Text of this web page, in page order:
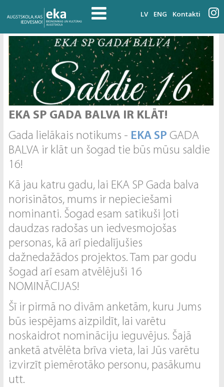
LV ENG Kontakti
EKA SP GADA BALVA IR KLĀT!
Gada lielākais notikums - EKA SP GADA
BALVA ir klāt un šogad tie būs mūsu saldie
16!
Kā jau katru gadu, lai EKA SP Gada balva
norisinātos, mums ir nepieciešami
nominanti. Šogad esam satikuši ļoti
daudzas radošas un iedvesmojošas
personas, kā arī piedalījušies
dažnedažādos projektos. Tam par godu
šogad arī esam atvēlējuši 16
NOMINĀCIJAS!
Šī ir pirmā no divām anketām, kuru Jums
būs iespējams aizpildīt, lai varētu
noskaidrot nomināciju ieguvējus. Šajā
anketā atvēlēta brīva vieta, lai Jūs varētu
izvirzīt piemērotāko personu, pasākumu
utt.